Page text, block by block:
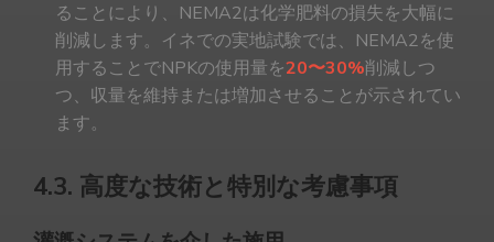
ることにより、NEMA2は化学肥料の損失を大幅に
削減します。イネでの実地試験では、NEMA2を使
用することでNPKの使用量を20〜30%削減しつ
つ、収量を維持または増加させることが示されてい
ます。
4.3. 高度な技術と特別な考慮事項